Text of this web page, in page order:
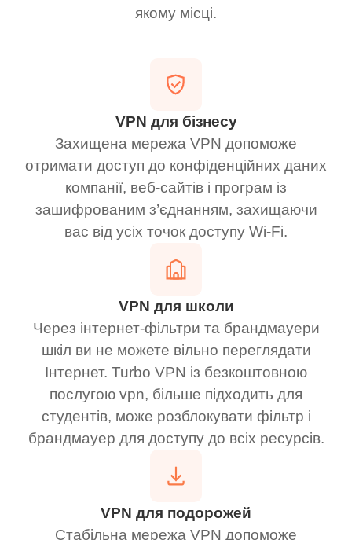
якому місці.
VPN для бізнесу
Захищена мережа VPN допоможе
отримати доступ до конфіденційних даних
компанії, веб-сайтів і програм із
зашифрованим з’єднанням, захищаючи
вас від усіх точок доступу Wi-Fi.
VPN для школи
Через інтернет-фільтри та брандмауери
шкіл ви не можете вільно переглядати
Інтернет. Turbo VPN із безкоштовною
послугою vpn, більше підходить для
студентів, може розблокувати фільтр і
брандмауер для доступу до всіх ресурсів.
VPN для подорожей
Стабільна мережа VPN допоможе